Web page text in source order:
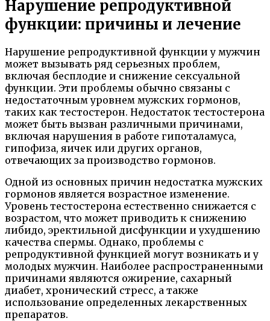
Нарушение репродуктивной
функции: причины и лечение
Нарушение репродуктивной функции у мужчин
может вызывать ряд серьезных проблем,
включая бесплодие и снижение сексуальной
функции. Эти проблемы обычно связаны с
недостаточным уровнем мужских гормонов,
таких как тестостерон. Недостаток тестостерона
может быть вызван различными причинами,
включая нарушения в работе гипоталамуса,
гипофиза, яичек или других органов,
отвечающих за производство гормонов.
Одной из основных причин недостатка мужских
гормонов является возрастное изменение.
Уровень тестостерона естественно снижается с
возрастом, что может приводить к снижению
либидо, эректильной дисфункции и ухудшению
качества спермы. Однако, проблемы с
репродуктивной функцией могут возникать и у
молодых мужчин. Наиболее распространенными
причинами являются ожирение, сахарный
диабет, хронический стресс, а также
использование определенных лекарственных
препаратов.